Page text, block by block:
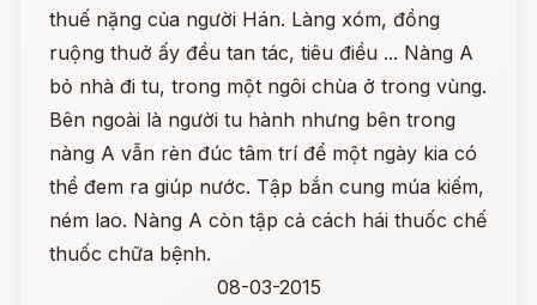
thuế nặng của người Hán. Làng xóm, đồng
ruộng thuở ấy đều tan tác, tiêu điều ... Nàng A
bỏ nhà đi tu, trong một ngôi chùa ở trong vùng.
Bên ngoài là người tu hành nhưng bên trong
nàng A vẫn rèn đúc tâm trí để một ngày kia có
thể đem ra giúp nước. Tập bắn cung múa kiếm,
ném lao. Nàng A còn tập cả cách hái thuốc chế
thuốc chữa bệnh.
08-03-2015